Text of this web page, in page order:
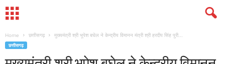
Home छत्तीसगढ़ मुख्यमंत्री श्री भूपेश बघेल ने केन्द्रीय विमानन मंत्री श्री हरदीप सिंह पुरी...
छत्तीसगढ़